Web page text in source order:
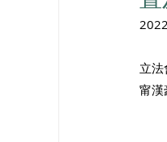
議
立
甯漢